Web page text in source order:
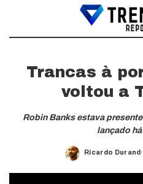
Trancas à
voltou a
Robin Banks estava
lançado
Posted
Ricardo Durand